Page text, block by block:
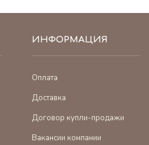
ИНФОРМАЦИЯ
Оплата
Доставка
Договор купли-продажи
Вакансии компании